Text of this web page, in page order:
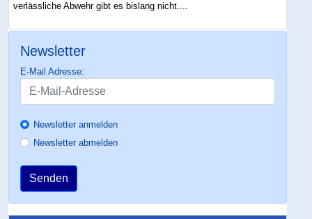
verlässliche Abwehr gibt es bislang nicht....
Newsletter
E-Mail Adresse:
Newsletter anmelden
Newsletter abmelden
Senden